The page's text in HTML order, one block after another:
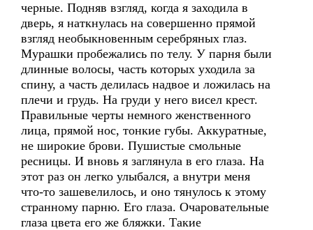
черные. Подняв взгляд, когда я заходила в
дверь, я наткнулась на совершенно прямой
взгляд необыкновенным серебряных глаз.
Мурашки пробежались по телу. У парня были
длинные волосы, часть которых уходила за
спину, а часть делилась надвое и ложилась на
плечи и грудь. На груди у него висел крест.
Правильные черты немного женственного
лица, прямой нос, тонкие губы. Аккуратные,
не широкие брови. Пушистые смольные
ресницы. И вновь я заглянула в его глаза. На
этот раз он легко улыбался, а внутри меня
что-то зашевелилось, и оно тянулось к этому
странному парню. Его глаза. Очаровательные
глаза цвета его же бляжки. Такие